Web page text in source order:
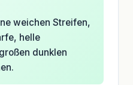
weichen Streifen,
helle
dunklen